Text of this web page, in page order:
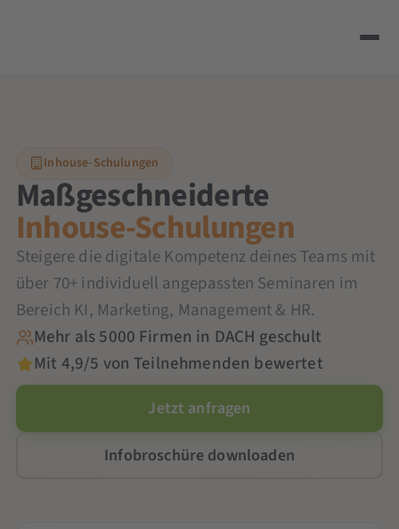
Inhouse-Schulungen
Maßgeschneiderte
Inhouse-Schulungen
Steigere die digitale Kompetenz deines Teams mit
über 70+ individuell angepassten Seminaren im
Bereich KI, Marketing, Management & HR.
Mehr als 5000 Firmen in DACH geschult
Mit 4,9/5 von Teilnehmenden bewertet
Jetzt anfragen
Infobroschüre downloaden